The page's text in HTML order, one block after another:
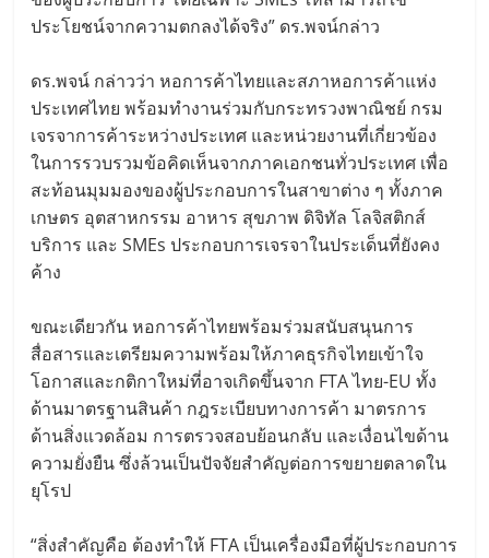
ประโยชน์จากความตกลงได้จริง” ดร.พจน์กล่าว
ดร.พจน์ กล่าวว่า หอการค้าไทยและสภาหอการค้าแห่ง
ประเทศไทย พร้อมทำงานร่วมกับกระทรวงพาณิชย์ กรม
เจรจาการค้าระหว่างประเทศ และหน่วยงานที่เกี่ยวข้อง
ในการรวบรวมข้อคิดเห็นจากภาคเอกชนทั่วประเทศ เพื่อ
สะท้อนมุมมองของผู้ประกอบการในสาขาต่าง ๆ ทั้งภาค
เกษตร อุตสาหกรรม อาหาร สุขภาพ ดิจิทัล โลจิสติกส์
บริการ และ SMEs ประกอบการเจรจาในประเด็นที่ยังคง
ค้าง
ขณะเดียวกัน หอการค้าไทยพร้อมร่วมสนับสนุนการ
สื่อสารและเตรียมความพร้อมให้ภาคธุรกิจไทยเข้าใจ
โอกาสและกติกาใหม่ที่อาจเกิดขึ้นจาก FTA ไทย-EU ทั้ง
ด้านมาตรฐานสินค้า กฎระเบียบทางการค้า มาตรการ
ด้านสิ่งแวดล้อม การตรวจสอบย้อนกลับ และเงื่อนไขด้าน
ความยั่งยืน ซึ่งล้วนเป็นปัจจัยสำคัญต่อการขยายตลาดใน
ยุโรป
“สิ่งสำคัญคือ ต้องทำให้ FTA เป็นเครื่องมือที่ผู้ประกอบการ